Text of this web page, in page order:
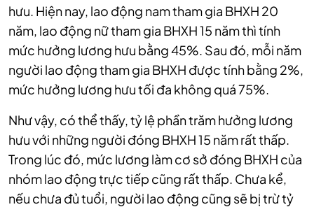
hưu. Hiện nay, lao động nam tham gia BHXH 20
năm, lao động nữ tham gia BHXH 15 năm thì tính
mức hưởng lương hưu bằng 45%. Sau đó, mỗi năm
người lao động tham gia BHXH được tính bằng 2%,
mức hưởng lương hưu tối đa không quá 75%.
Như vậy, có thể thấy, tỷ lệ phần trăm hưởng lương
hưu với những người đóng BHXH 15 năm rất thấp.
Trong lúc đó, mức lương làm cơ sở đóng BHXH của
nhóm lao động trực tiếp cũng rất thấp. Chưa kể,
nếu chưa đủ tuổi, người lao động cũng sẽ bị trừ tỷ